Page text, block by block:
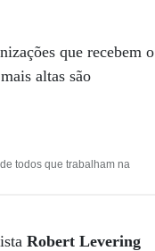
que recebem o
altas são
todos que trabalham na
Robert Levering